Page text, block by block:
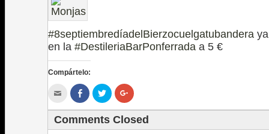
#‎8septiembredíadelBierzocuelgatubandera‬
en la ‪#‎DestileriaBarPonferrada‬ a 5 €
Compártelo:
Hac
clic
enviar
por
correo
Haz
clic
compartir
en
Facebook
Haz
clic
compartir
en
Twitter
Haz
clic
compartir
en
Google+
Comments Closed